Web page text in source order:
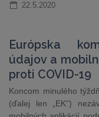
22.5.2020
Európska
údajov a
proti COVID-19
Koncom minulého
(ďalej len „EK“)